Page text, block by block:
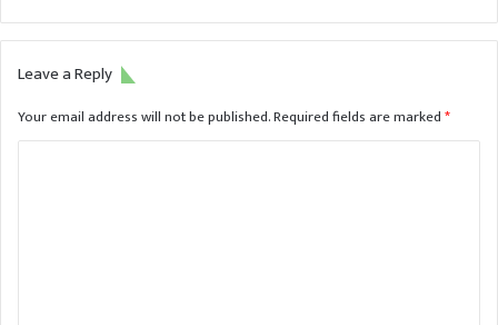
Leave a Reply
Your email address will not be published.Required fields are marked*